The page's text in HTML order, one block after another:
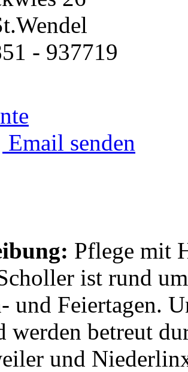
- 937719
Email senden
Pflege mit
ist rund
und Feiertagen.
werden betreut
und